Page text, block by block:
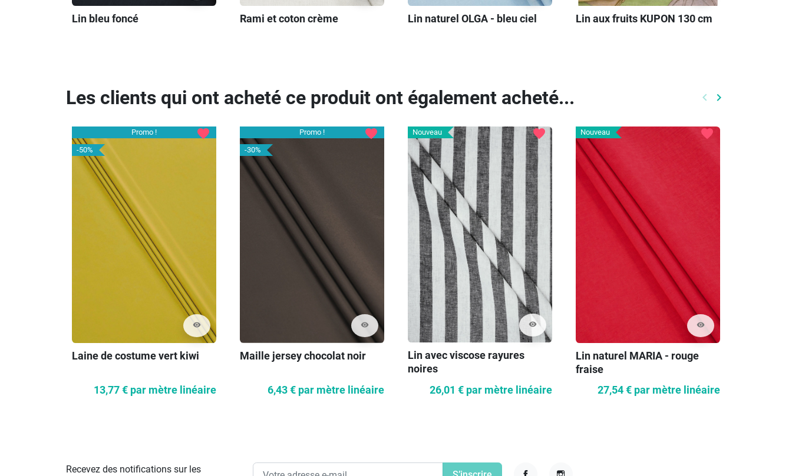
Lin bleu foncé Rami et coton crème Lin naturel OLGA - bleu ciel Lin aux fruits KUPON 130 cm
Les clients qui ont acheté ce produit ont également acheté... Précédent
keyboard_arrow_left Prochain
keyboard_arrow_right
Promo !
-50%
visibility
favorite
Laine de costume vert kiwi
13,77 € par mètre linéaire
Promo !
-30%
visibility
favorite
Maille jersey chocolat noir
6,43 € par mètre linéaire
Nouveau
visibility
favorite
Lin avec viscose rayures
noires
26,01 € par mètre linéaire
Nouveau
visibility
favorite
Lin naturel MARIA - rouge
fraise
27,54 € par mètre linéaire
Recevez des notifications sur les